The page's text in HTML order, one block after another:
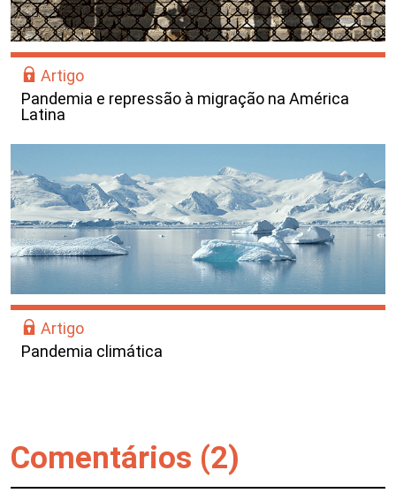
Artigo
Pandemia e repressão à migração na América
Latina
Artigo
Pandemia climática
Comentários (2)